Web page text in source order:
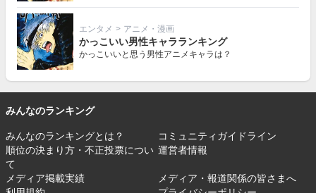
エンタメ > アニメ・漫画
かっこいい男性キャラランキング
かっこいいと思う男性アニメキャラは？
みんなのランキング
みんなのランキングとは？
コミュニティガイドライン
順位の決まり方・不正投票につい
て
運営者情報
メディア掲載実績
メディア・報道関係の皆さまへ